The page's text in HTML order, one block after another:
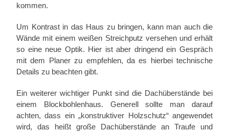
kommen.
Um Kontrast in das Haus zu bringen, kann man auch die
Wände mit einem weißen Streichputz versehen und erhält
so eine neue Optik. Hier ist aber dringend ein Gespräch
mit dem Planer zu empfehlen, da es hierbei technische
Details zu beachten gibt.
Ein weiterer wichtiger Punkt sind die Dachüberstände bei
einem Blockbohlenhaus. Generell sollte man darauf
achten, dass ein „konstruktiver Holzschutz“ angewendet
wird, das heißt große Dachüberstände an Traufe und